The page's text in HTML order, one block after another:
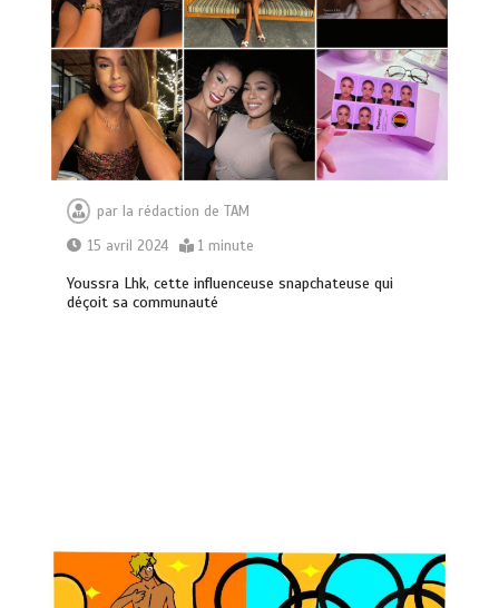
par la rédaction de TAM
15 avril 2024
1 minute
Youssra Lhk, cette influenceuse snapchateuse qui
déçoit sa communauté